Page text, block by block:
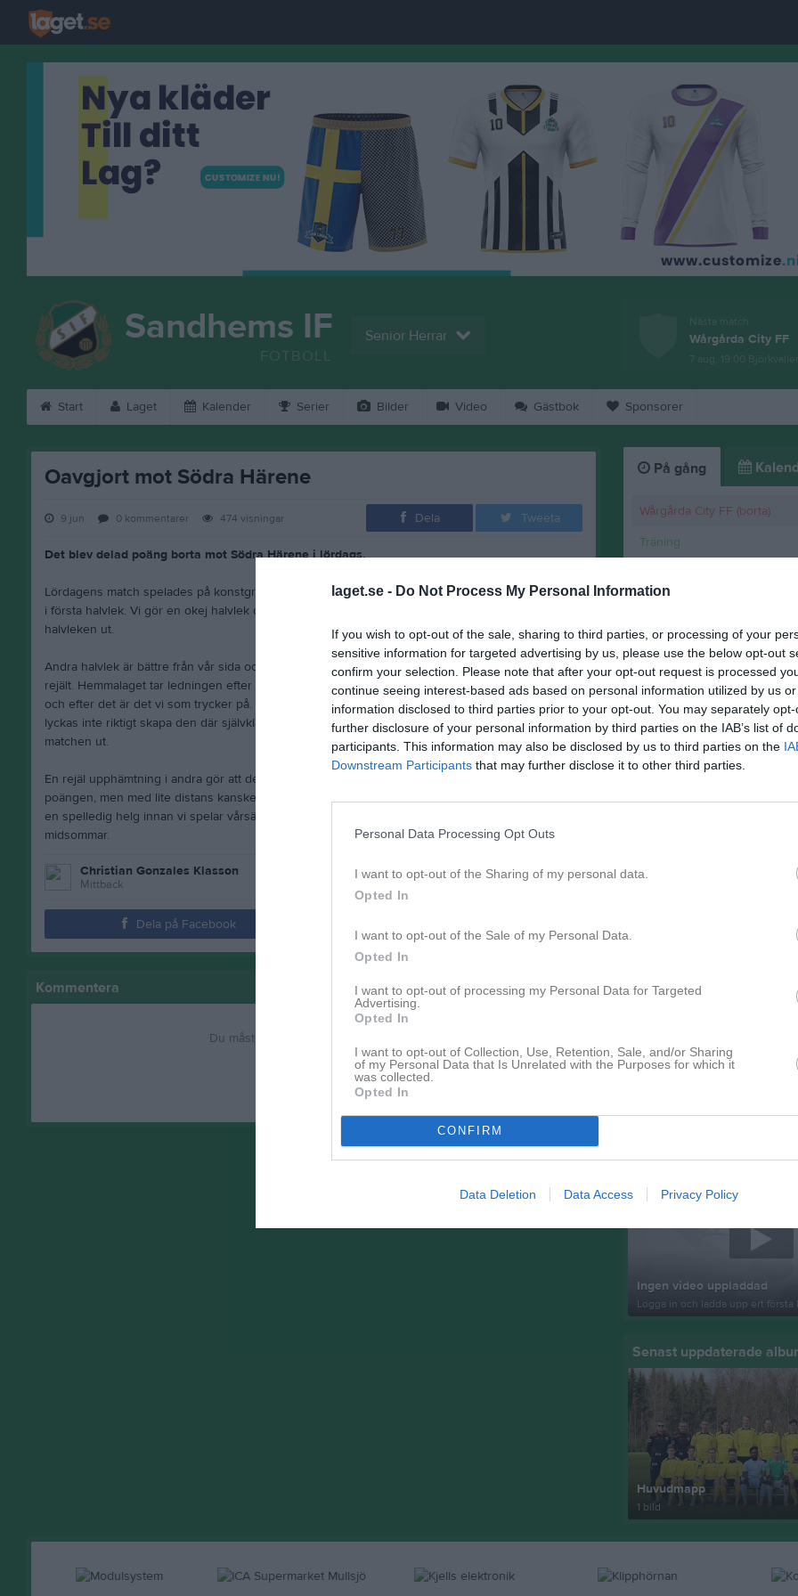
laget.se - Do Not Process My Personal Information
If you wish to opt-out of the sale, sharing to third parties, or processing of your
sensitive information for targeted advertising by us, please use the below opt-out
confirm your selection. Please note that after your opt-out request is processed
continue seeing interest-based ads based on personal information utilized by us
information disclosed to third parties prior to your opt-out. You may separately
further disclosure of your personal information by third parties on the IAB’s list of
participants. This information may also be disclosed by us to third parties on the
Downstream Participants that may further disclose it to other third parties.
Personal Data Processing Opt Outs
I want to opt-out of the Sharing of my personal data.
Opted In
I want to opt-out of the Sale of my Personal Data.
Opted In
I want to opt-out of processing my Personal Data for Targeted
Advertising.
Opted In
I want to opt-out of Collection, Use, Retention, Sale, and/or Sharing
of my Personal Data that Is Unrelated with the Purposes for which it
was collected.
Opted In
CONFIRM
Data Deletion Data Access Privacy Policy
Sandhems IF
FOTBOLL
Senior Herrar
Nästa match
Wårgårda City FF
7 aug, 19:00 Björkvallen
Start Laget Kalender Serier Bilder Video Gästbok Sponsorer
Oavgjort mot Södra Härene
9 jun 0 kommentarer 474 visningar Dela Tweeta
Det blev delad poäng borta mot Södra Härene i lördags.
Lördagens match spelades på konstgräs i Vårgårda, och det var hemmalaget som hade mest boll
i första halvlek. Vi gör en okej halvlek och har ett gäng chanser att ta ledningen, men 0-0 står sig
halvleken ut.
Andra halvlek är bättre från vår sida och trots en tidig utvisning på Kevin så spelar vi upp oss
rejält. Hemmalaget tar ledningen efter timmen spelad men får själva en man utvisad strax därefter
och efter det är det vi som trycker på. Vi kvitterar till 1-1 med 10 minuter kvar genom Olof men
lyckas inte riktigt skapa den där självklara målchansen för ett ledningsmål, utan 1-1 står sig
matchen ut.
En rejäl upphämtning i andra gör att det känns surt direkt efter match att inte ha tagit alla 3
poängen, men med lite distans kanske ett oavgjort resultat var rättvist ändå. Nu väntar ytterligare
en spelledig helg innan vi spelar vårsäsongen sista match borta mot Östadkulle dagen innan
midsommar.
Christian Gonzales Klasson
Mittback
Dela på Facebook
Kommentera
Du måste logga in för att kommentera
På gång
Wårgårda City FF (borta)
Träning
Träning
SIF Drive-In-Bingo 260803
15 jul
Sandhems IF Drive-In-
12 jul
Ingen video uppladdad
Logga in och ladda upp ert första
Senast uppdaterade
Huvudmapp
1 bild